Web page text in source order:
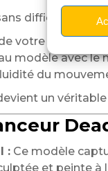
difficulté :
votre ancien
modèle avec le
du
un
:Ce modèle
et peinte à